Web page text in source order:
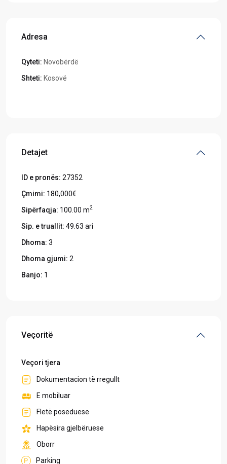
Adresa
Qyteti: Novobërdë
Shteti: Kosovë
Detajet
ID e pronës: 27352
Çmimi: 180,000€
Sipërfaqja: 100.00 m2
Sip. e truallit: 49.63 ari
Dhoma: 3
Dhoma gjumi: 2
Banjo: 1
Veçoritë
Veçori tjera
Dokumentacion të rregullt
E mobiluar
Fletë poseduese
Hapësira gjelbëruese
Oborr
Parking